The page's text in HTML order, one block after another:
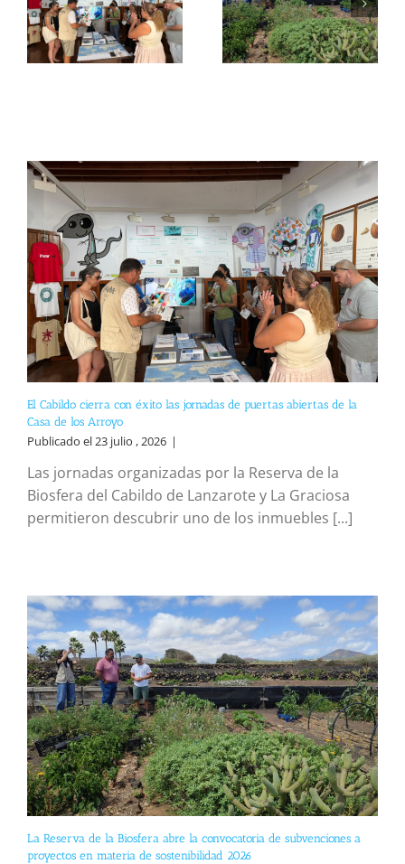
El Cabildo cierra con éxito las jornadas de puertas abiertas de la
Casa de los Arroyo
Publicado el 23 julio , 2026 |
Las jornadas organizadas por la Reserva de la
Biosfera del Cabildo de Lanzarote y La Graciosa
permitieron descubrir uno de los inmuebles [...]
La Reserva de la Biosfera abre la convocatoria de subvenciones a
proyectos en materia de sostenibilidad 2026